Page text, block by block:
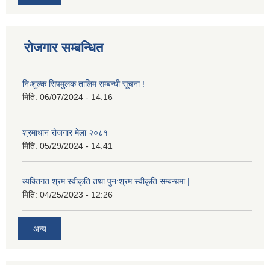
रोजगार सम्बन्धित
निःशुल्क सिपमुलक तालिम सम्बन्धी सूचना !
मिति: 06/07/2024 - 14:16
श्रमाधान रोजगार मेला २०८१
मिति: 05/29/2024 - 14:41
व्यक्तिगत श्रम स्वीकृति तथा पुन:श्रम स्वीकृति सम्बन्धमा |
मिति: 04/25/2023 - 12:26
अन्य